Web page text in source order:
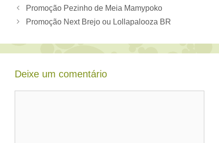
Promoção Pezinho de Meia Mamypoko
Promoção Next Brejo ou Lollapalooza BR
Deixe um comentário